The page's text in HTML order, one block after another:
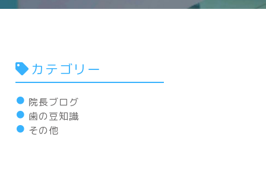
カテゴリー
院長ブログ
歯の豆知識
その他